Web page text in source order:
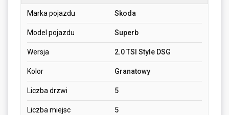
Marka pojazdu Skoda
Model pojazdu Superb
Wersja 2.0 TSI Style DSG
Kolor Granatowy
Liczba drzwi 5
Liczba miejsc 5